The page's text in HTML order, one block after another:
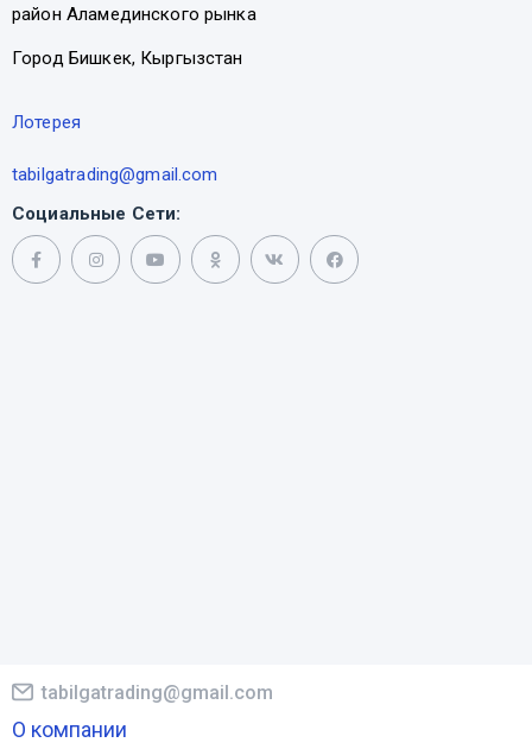
район Аламединского рынка
Город Бишкек, Кыргызстан
Лотерея
tabilgatrading@gmail.com
Социальные Сети:
tabilgatrading@gmail.com
О компании